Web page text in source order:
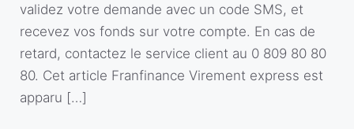
validez votre demande avec un code SMS, et
recevez vos fonds sur votre compte. En cas de
retard, contactez le service client au 0 809 80 80
80. Cet article Franfinance Virement express est
apparu […]